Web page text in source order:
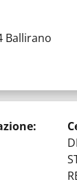
Ballirano
: